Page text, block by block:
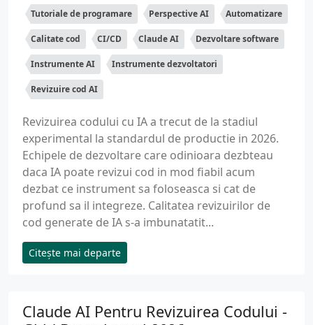
Tutoriale de programare Perspective AI Automatizare
Calitate cod CI/CD Claude AI Dezvoltare software
Instrumente AI Instrumente dezvoltatori
Revizuire cod AI
Revizuirea codului cu IA a trecut de la stadiul
experimental la standardul de productie in 2026.
Echipele de dezvoltare care odinioara dezbteau
daca IA poate revizui cod in mod fiabil acum
dezbat ce instrument sa foloseasca si cat de
profund sa il integreze. Calitatea revizuirilor de
cod generate de IA s-a imbunatatit...
Citește mai departe
Claude AI Pentru Revizuirea Codului -